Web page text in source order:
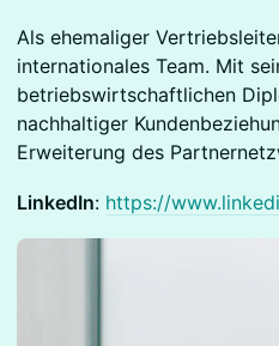
Als ehemaliger
internationales Team. Mit
betriebswirtschaftlichen
nachhaltiger
Erweiterung des
LinkedIn: https://